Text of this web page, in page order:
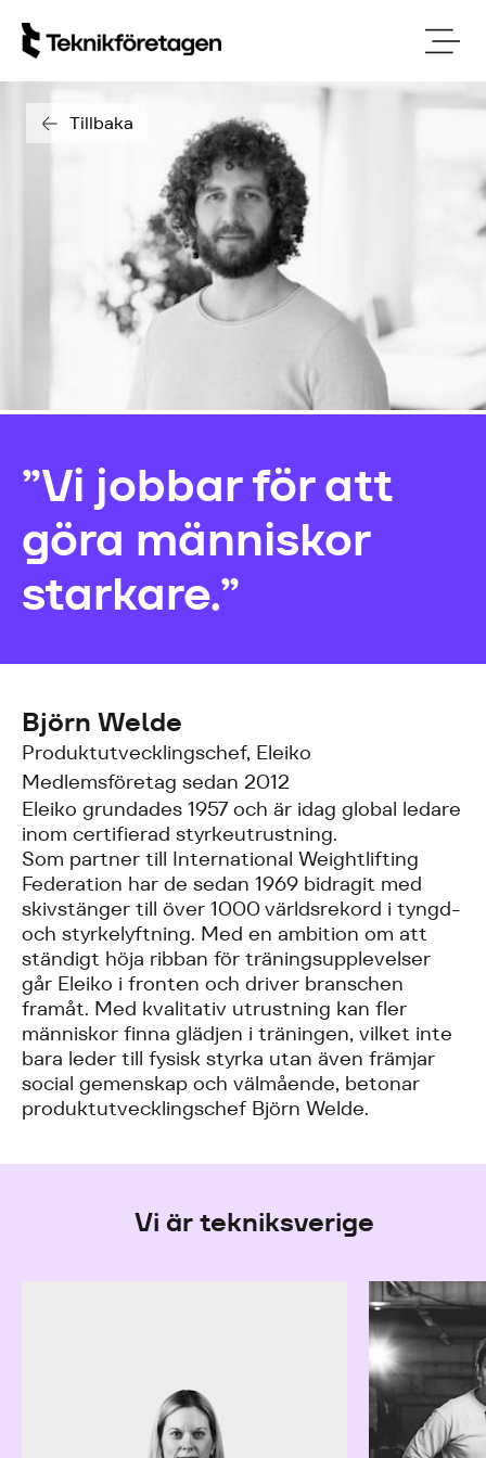
Tillbaka
”Vi jobbar för att
göra människor
starkare.”
Björn Welde
Produktutvecklingschef, Eleiko
Medlemsföretag sedan 2012
Eleiko grundades 1957 och är idag global ledare
inom certifierad styrkeutrustning.
Som partner till International Weightlifting
Federation har de sedan 1969 bidragit med
skivstänger till över 1000 världsrekord i tyngd-
och styrkelyftning. Med en ambition om att
ständigt höja ribban för träningsupplevelser
går Eleiko i fronten och driver branschen
framåt. Med kvalitativ utrustning kan fler
människor finna glädjen i träningen, vilket inte
bara leder till fysisk styrka utan även främjar
social gemenskap och välmående, betonar
produktutvecklingschef Björn Welde.
Vi är tekniksverige